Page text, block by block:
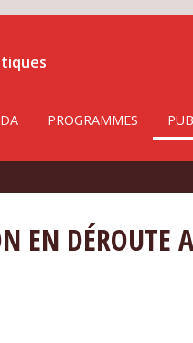
PROGRAMMES
EN DÉROUTE